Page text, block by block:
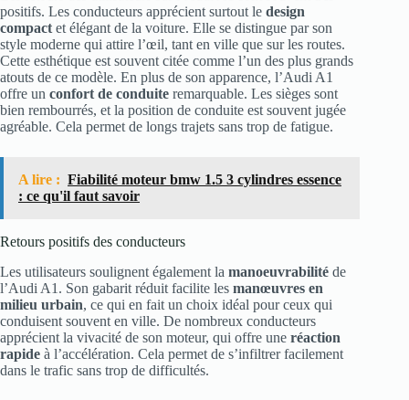
positifs. Les conducteurs apprécient surtout le design
compactet élégant de la voiture. Elle se distingue par son
style moderne qui attire l’œil, tant en ville que sur les routes.
Cette esthétique est souvent citée comme l’un des plus grands
atouts de ce modèle. En plus de son apparence, l’Audi A1
offre un confort de conduite remarquable. Les sièges sont
bien rembourrés, et la position de conduite est souvent jugée
agréable. Cela permet de longs trajets sans trop de fatigue.
A lire : Fiabilité moteur bmw 1.5 3 cylindres essence
: ce qu'il faut savoir
Retours positifs des conducteurs
Les utilisateurs soulignent également la manoeuvrabilité de
l’Audi A1. Son gabarit réduit facilite les manœuvres en
milieu urbain, ce qui en fait un choix idéal pour ceux qui
conduisent souvent en ville. De nombreux conducteurs
apprécient la vivacité de son moteur, qui offre une réaction
rapide à l’accélération. Cela permet de s’infiltrer facilement
dans le trafic sans trop de difficultés.